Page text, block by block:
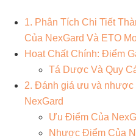
1. Phân Tích Chi Tiết
Của NexGard Và ETO
Hoạt Chất Chính: Điểm
Tá Dược Và Quy
2. Đánh giá ưu và nhược
NexGard
Ưu Điểm Của
Nhược Điểm Của